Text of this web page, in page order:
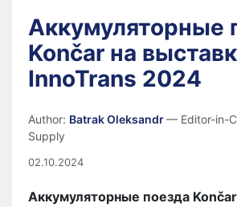
Аккумуляторные
Končar на
InnoTrans 2024
Author: Batrak Oleksandr— Editor-in-
Supply
02.10.2024
Аккумуляторные поезда